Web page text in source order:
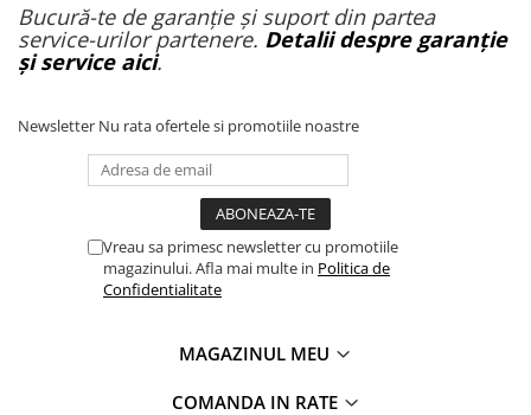
Bucură-te de garanție și suport din partea
service-urilor partenere. Detalii despre garanție
și service aici.
Newsletter Nu rata ofertele si promotiile noastre
Vreau sa primesc newsletter cu promotiile
magazinului. Afla mai multe in Politica de
Confidentialitate
MAGAZINUL MEU
COMANDA IN RATE